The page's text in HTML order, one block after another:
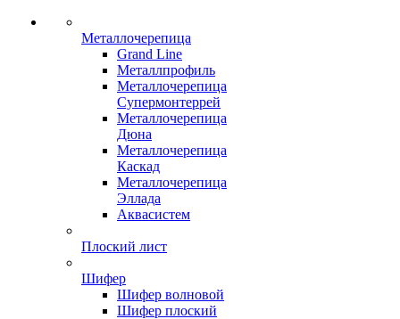
Металлочерепица
Grand Line
Металлпрофиль
Металлочерепица
Супермонтеррей
Металлочерепица
Дюна
Металлочерепица
Каскад
Металлочерепица
Эллада
Аквасистем
Плоский лист
Шифер
Шифер волновой
Шифер плоский